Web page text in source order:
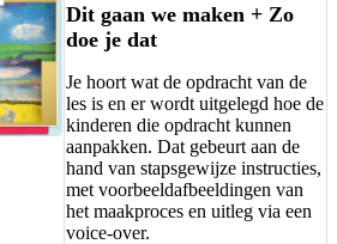
Dit gaan we maken + Zo
doe je dat
Je hoort wat de opdracht van de
les is en er wordt uitgelegd hoe de
kinderen die opdracht kunnen
aanpakken. Dat gebeurt aan de
hand van stapsgewijze instructies,
met voorbeeldafbeeldingen van
het maakproces en uitleg via een
voice-over.